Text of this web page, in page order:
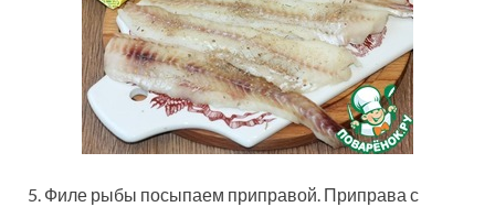
5. Филе рыбы посыпаем приправой. Приправа с